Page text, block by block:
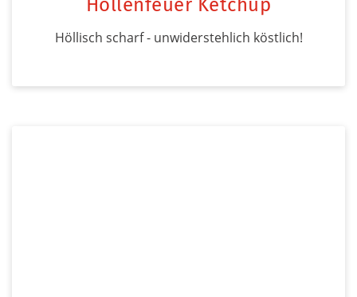
Höllenfeuer Ketchup
Höllisch scharf - unwiderstehlich köstlich!